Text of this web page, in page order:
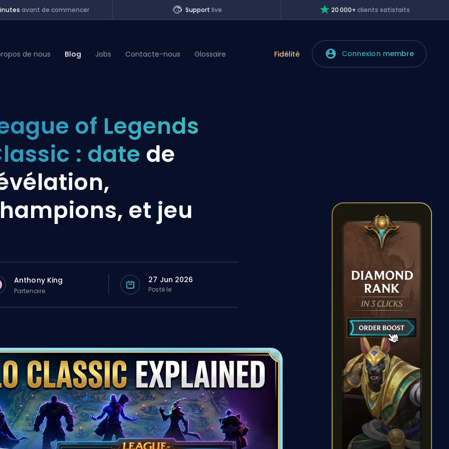
avant de commencer Support live 20 000+clients satisfaits
de nous Blog Jobs Contacte-nous Glossaire Fidélité Connexion membre
of Legends
: date de
et jeu
Anthony King
Partenaire
27 Jun 2026
Posté le